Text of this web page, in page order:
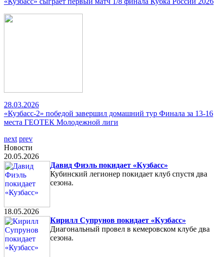
28.03.2026
«Кузбасс-2» победой завершил домашний тур Финала за 13-16
места ГЕОТЕК Молодежной лиги
next prev
Новости
20.05.2026
Давид Фиэль покидает «Кузбасс»
Кубинский легионер покидает клуб спустя два
сезона.
18.05.2026
Кирилл Супрунов покидает «Кузбасс»
Диагональный провел в кемеровском клубе два
сезона.